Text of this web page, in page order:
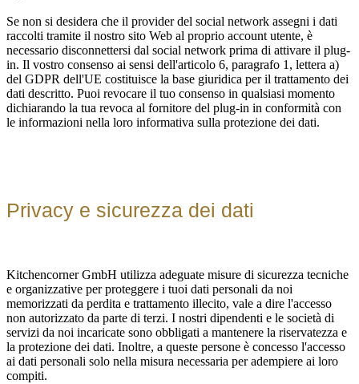
Se non si desidera che il provider del social network assegni i dati
raccolti tramite il nostro sito Web al proprio account utente, è
necessario disconnettersi dal social network prima di attivare il plug-
in. Il vostro consenso ai sensi dell'articolo 6, paragrafo 1, lettera a)
del GDPR dell'UE costituisce la base giuridica per il trattamento dei
dati descritto. Puoi revocare il tuo consenso in qualsiasi momento
dichiarando la tua revoca al fornitore del plug-in in conformità con
le informazioni nella loro informativa sulla protezione dei dati.
Privacy e sicurezza dei dati
Kitchencorner GmbH utilizza adeguate misure di sicurezza tecniche
e organizzative per proteggere i tuoi dati personali da noi
memorizzati da perdita e trattamento illecito, vale a dire l'accesso
non autorizzato da parte di terzi. I nostri dipendenti e le società di
servizi da noi incaricate sono obbligati a mantenere la riservatezza e
la protezione dei dati. Inoltre, a queste persone è concesso l'accesso
ai dati personali solo nella misura necessaria per adempiere ai loro
compiti.